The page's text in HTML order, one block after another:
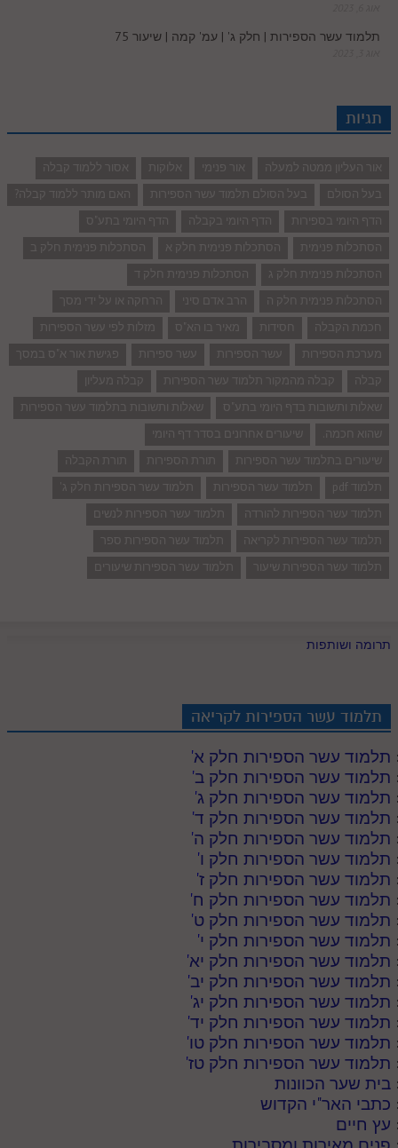
תלמוד עשר הספירות | חלק ג' | עמ' קמה | שיעור 75
תגיות
אור העליון ממטה למעלה אור פנימי אלוקות
אסור ללמוד קבלה
בעל הסולם
בעל הסולם תלמוד עשר הספירות
האם מותר ללמוד קבלה?
הדף היומי בספירות
הדף היומי בקבלה
הדף היומי בתע"ס
הסתכלות פנימית
הסתכלות פנימית חלק א
הסתכלות פנימית חלק ב
הסתכלות פנימית חלק ג
הסתכלות פנימית חלק ד
הסתכלות פנימית חלק ה
הרב אדם סיני
הרחקה או על ידי מסך
חכמת הקבלה
חסידות מאיר בו הא"ס
מזלות לפי עשר הספירות
מערכת הספירות
עשר הספירות עשר ספירות
פגישת אור א"ס במסך
קבלה
קבלה מהמקור תלמוד עשר הספירות
קבלה מעליון
שאלות ותשובות בדף היומי בתע"ס
שאלות ותשובות בתלמוד עשר הספירות
שהוא חכמה.
שיעורים אחרונים בסדר דף היומי
שיעורים בתלמוד עשר הספירות
תורת הספירות
תורת הקבלה
תלמוד pdf
תלמוד עשר הספירות
תלמוד עשר הספירות חלק ג'
תלמוד עשר הספירות להורדה
תלמוד עשר הספירות לנשים
תלמוד עשר הספירות לקריאה
תלמוד עשר הספירות ספר
תלמוד עשר הספירות שיעור
תלמוד עשר הספירות שיעורים
תרומה ושותפות
תלמוד עשר הספירות לקריאה
תלמוד עשר הספירות חלק א'
תלמוד עשר הספירות חלק ב'
תלמוד עשר הספירות חלק ג'
תלמוד עשר הספירות חלק ד'
תלמוד עשר הספירות חלק ה'
תלמוד עשר הספירות חלק ו'
תלמוד עשר הספירות חלק ז'
תלמוד עשר הספירות חלק ח'
תלמוד עשר הספירות חלק ט'
תלמוד עשר הספירות חלק י'
תלמוד עשר הספירות חלק יא'
תלמוד עשר הספירות חלק יב'
תלמוד עשר הספירות חלק יג'
תלמוד עשר הספירות חלק יד'
תלמוד עשר הספירות חלק טו'
תלמוד עשר הספירות חלק טז'
בית שער הכוונות
כתבי האר"י הקדוש
עץ חיים